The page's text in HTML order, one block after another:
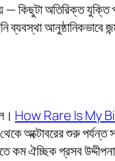
— কিছুটা অতিরিক্ত
আনুষ্ঠানিকভাবে
How Rare Is My
অক্টোবরের শুরু
ঐচ্ছিক প্রসব উদ্দীপনা